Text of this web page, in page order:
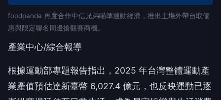
foodpanda 再度合作中信兄弟瞄準運動經濟，推出主場外帶自取優
惠與限定聯名周邊搶觀賽商機。
產業中心/綜合報導
根據運動部專題報告指出，2025 年台灣整體運動產
業產值預估達新臺幣 6,027.4 億元，也反映運動已逐